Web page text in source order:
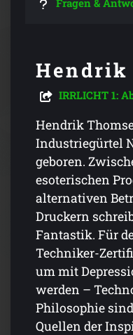
Hendrik
IRRLICHT 1:
Hendrik
Industriegürtel
geboren.
esoterischen
alternativen
Druckern
Fantastik. Für
Techniker-
um mit
werden –
Philosophie
Quellen der